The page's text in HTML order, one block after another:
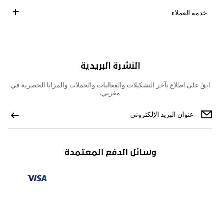
خدمة العملاء
النشرة البريدية
ابقَ على اطلاع بآخر التشكيلات والفعاليات والحملات والمزايا الحصرية في
مغربي.
وسائل الدفع المعتمدة